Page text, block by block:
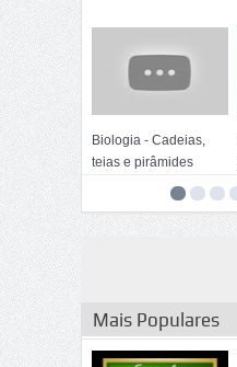
Biologia - Cadeias,
teias e pirâmides
Mais Populares